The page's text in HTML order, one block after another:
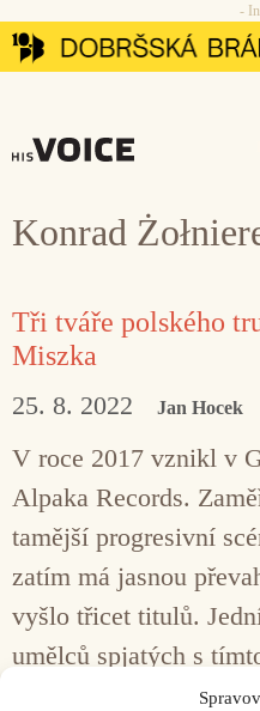
Přeskočit
na
-
Konrad
Tři tváře polského
Miszka
25. 8. 2022 Jan Hocek
V roce 2017 vznikl v
Alpaka Records.
tamější progresivní
zatím má jasnou
vyšlo třicet titulů.
umělců spjatých s
trumpetista Emil